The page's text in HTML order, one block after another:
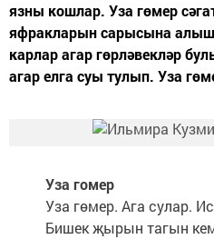
язны кошлар. Уза гөмер
яфракларын сарысына
карлар агар гөрләвекләр
агар елга суы тулып. Уза
Уза гомер
Уза гөмер. Ага сулар.
Бишек җырын тагын